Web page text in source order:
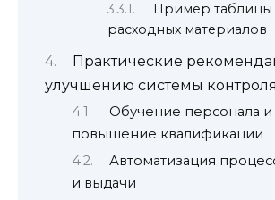
Пример таблицы
расходных материалов
Практические
улучшению системы контроля
Обучение персонала и
повышение квалификации
Автоматизация
и выдачи